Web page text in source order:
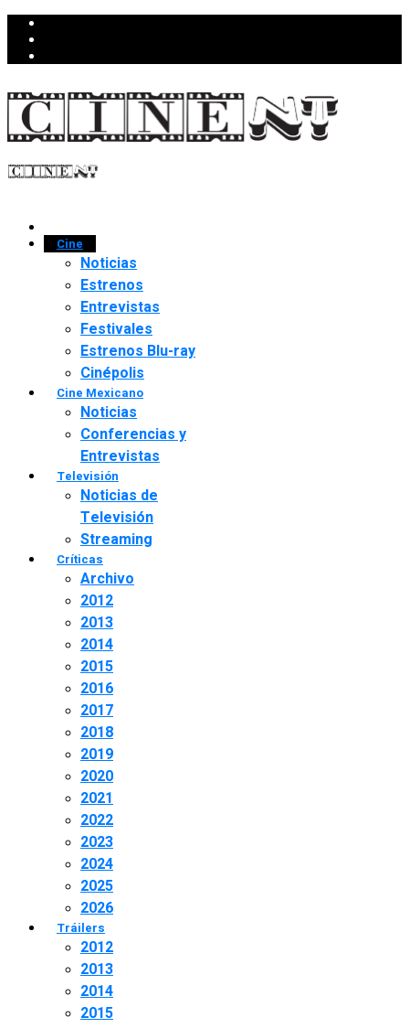
Cine
Noticias
Estrenos
Entrevistas
Festivales
Estrenos Blu-ray
Cinépolis
Cine Mexicano
Noticias
Conferencias y
Entrevistas
Televisión
Noticias de
Televisión
Streaming
Críticas
Archivo
2012
2013
2014
2015
2016
2017
2018
2019
2020
2021
2022
2023
2024
2025
2026
Tráilers
2012
2013
2014
2015